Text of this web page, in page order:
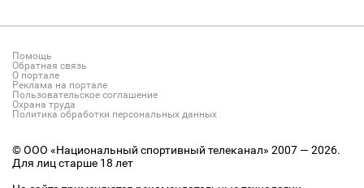
Помощь
Обратная связь
О портале
Реклама на портале
Пользовательское соглашение
Охрана труда
Политика обработки персональных данных
© ООО «Национальный спортивный телеканал» 2007 — 2026.
Для лиц старше 18 лет